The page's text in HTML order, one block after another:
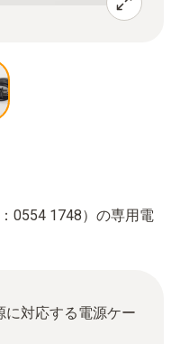
0554 1748）の専用電
に対応する電源ケー